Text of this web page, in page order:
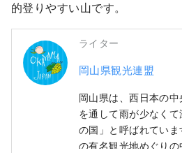
的登りやすい山です。
ライター
岡山県観光連盟
岡山県は、西日本の
を通して雨が少なく
の国」と呼ばれてい
の有名観光地めぐり